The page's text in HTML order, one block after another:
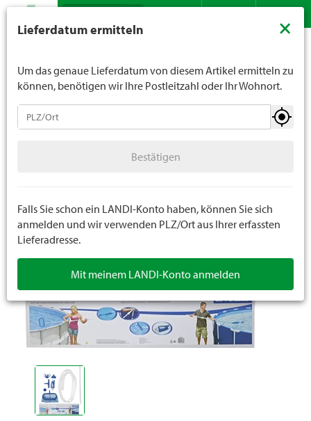
Suche
Pools
Poolchemie
Spa
Wassersport
Lieferdatum ermitteln ×
Um das genaue Lieferdatum von diesem Artikel ermitteln zu
können, benötigen wir Ihre Postleitzahl oder Ihr Wohnort.
Bestätigen
Falls Sie schon ein LANDI-Konto haben, können Sie sich
anmelden und wir verwenden PLZ/Ort aus Ihrer erfassten
Lieferadresse.
Mit meinem LANDI-Konto anmelden
unter 16 Jahren. Für Spirituosen gilt die Altersgrenze von
Sie uns verbindlich Ihr Alter an.